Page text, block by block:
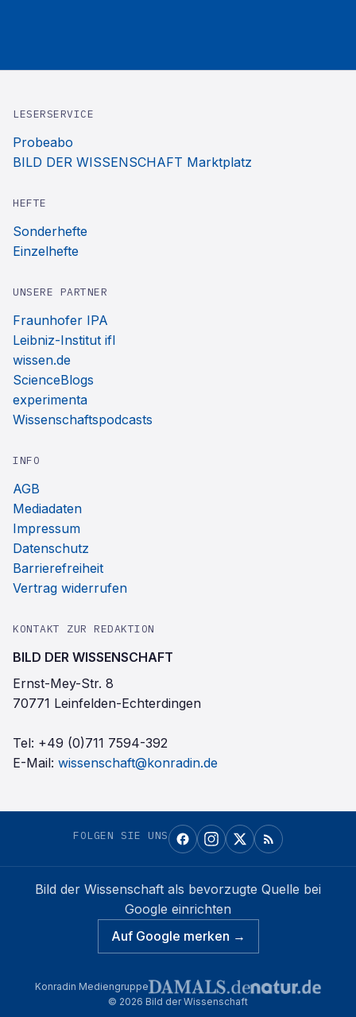
LESERSERVICE
Probeabo
BILD DER WISSENSCHAFT Marktplatz
HEFTE
Sonderhefte
Einzelhefte
UNSERE PARTNER
Fraunhofer IPA
Leibniz-Institut ifl
wissen.de
ScienceBlogs
experimenta
Wissenschaftspodcasts
INFO
AGB
Mediadaten
Impressum
Datenschutz
Barrierefreiheit
Vertrag widerrufen
KONTAKT ZUR REDAKTION
BILD DER WISSENSCHAFT
Ernst-Mey-Str. 8
70771 Leinfelden-Echterdingen
Tel: +49 (0)711 7594-392
E-Mail: wissenschaft@konradin.de
FOLGEN SIE UNS
Bild der Wissenschaft als bevorzugte Quelle bei
Google einrichten
Auf Google merken →
Konradin Mediengruppe
© 2026 Bild der Wissenschaft